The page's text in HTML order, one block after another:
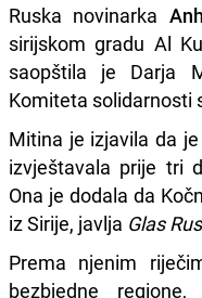
Ruska novinarka
sirijskom gradu Al
saopštila je Darja
Komiteta solidarnosti
Mitina je izjavila da
izvještavala prije tri
Ona je dodala da
iz Sirije, javlja Glas
Prema njenim
bezbjedne